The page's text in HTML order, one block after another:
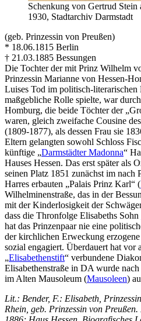
Schenkung von Gertrud Stein
1930, Stadtarchiv Darmstadt
(geb. Prinzessin von Preußen)
* 18.06.1815 Berlin
† 21.03.1885 Bessungen
Die Tochter der mit Prinz Wilhelm
Prinzessin Marianne von Hessen-
Luises Tod im politisch-
maßgebliche Rolle spielte, war
Homburg, die beide Töchter der
waren, gleich zweifache Cousine
(1809-1877), als dessen Frau sie
Eltern gelangten sowohl Schloss
künftige „Darmstädter Madonna“
Hauses Hessen. Das erst später als
seinen Platz 1851 zunächst im nach
Harres erbauten „Palais Prinz Karl“ (
Wilhelminenstraße, das in der
mit der Kinderlosigkeit der
dass die Thronfolge Elisabeths Sohn
hat das Prinzenpaar nie eine
der kirchlichen Erweckung
sozial engagiert. Überdauert hat vor
„Elisabethenstift“ verbundene
Elisabethenstraße in DA wurde
im Alten Mausoleum (Mausoleen)
Lit.: Bender, F.: Elisabeth,
Rhein, geb. Prinzessin von